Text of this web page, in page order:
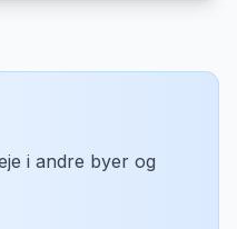
i andre byer og